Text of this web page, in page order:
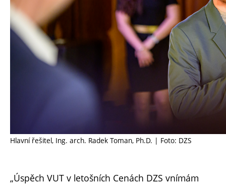
Hlavní řešitel, Ing. arch. Radek Toman, Ph.D. | Foto: DZS
„Úspěch VUT v letošních Cenách DZS vnímám